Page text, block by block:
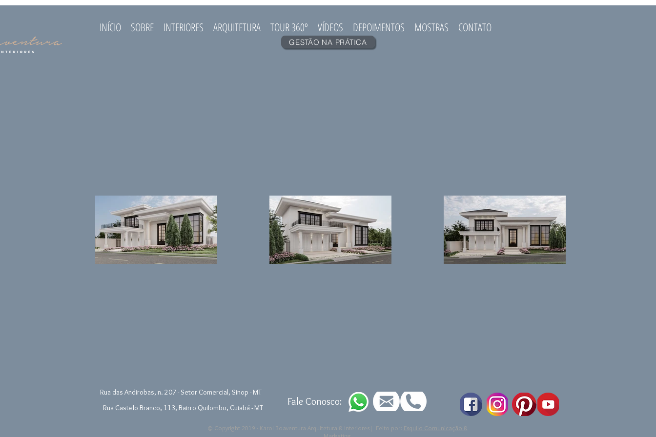
INÍCIO SOBRE INTERIORES ARQUITETURA TOUR 360º VÍDEOS DEPOIMENTOS MOSTRAS CONTATO
GESTÃO NA PRÁTICA
Rua das Andirobas, n. 207 - Setor Comercial, Sinop - MT
Rua Castelo Branco, 113, Bairro Quilombo, Cuiabá - MT
Fale Conosco:
© Copyright 2019 - Karol Boaventura Arquitetura & Interiores| Feito por: Esquilo Comunicação &